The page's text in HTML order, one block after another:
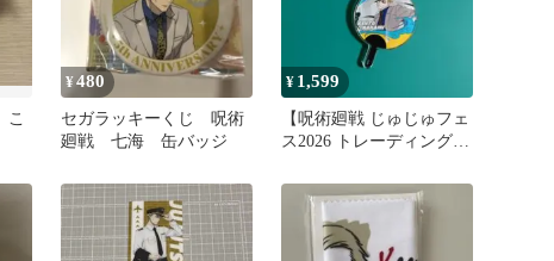
¥480
セガラッキーくじ 呪術
廻戦 七海 缶バッジ
¥ 1,599
【呪術廻戦 じゅじゅフェ
ス2026 トレーディングミ
建人】